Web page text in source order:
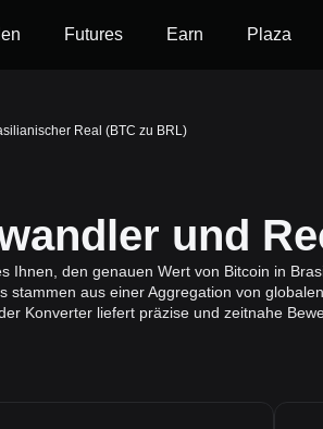
Futures Earn Plaza
Real (BTC zu BRL)
und
Ihnen, den genauen Wert von Bitcoin in
stammen aus einer Aggregation von
Konverter liefert präzise und zeitnahe